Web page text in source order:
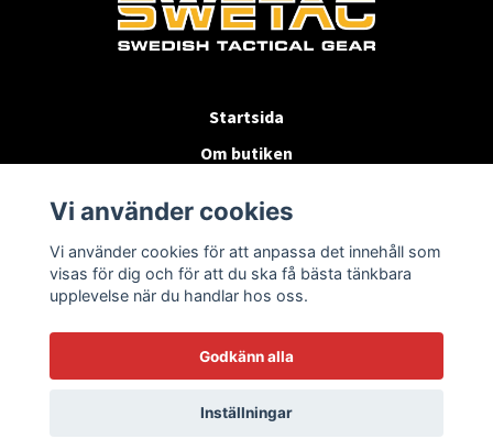
Startsida
Om butiken
Byten & Returer
Kontakta oss
Vi använder cookies
Vi använder cookies för att anpassa det innehåll som
visas för dig och för att du ska få bästa tänkbara
upplevelse när du handlar hos oss.
Godkänn alla
Inställningar